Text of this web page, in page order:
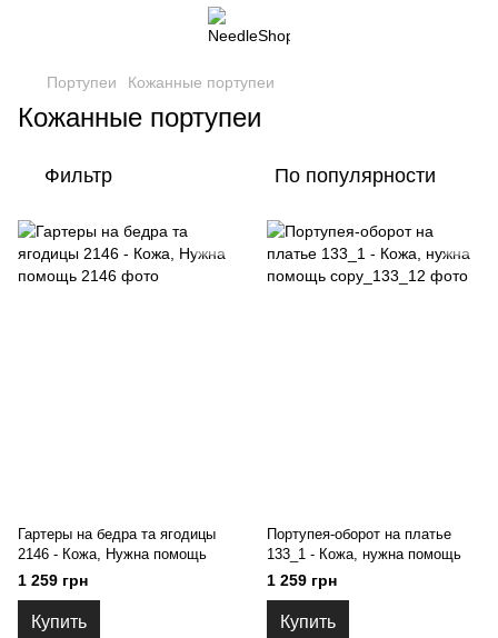
Портупеи Кожанные портупеи
Кожанные портупеи
Фильтр По популярности
Гартеры на бедра та ягодицы
2146 - Кожа, Нужна помощь
1 259 грн
Купить
Портупея-оборот на платье
133_1 - Кожа, нужна помощь
1 259 грн
Купить